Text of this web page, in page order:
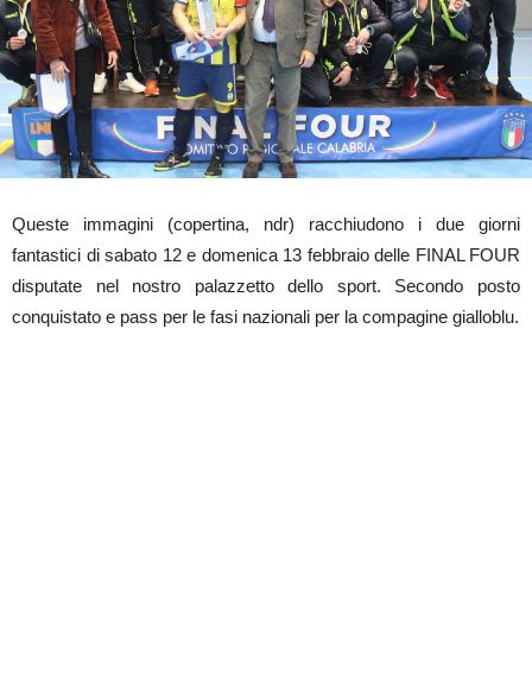
Queste immagini (copertina, ndr) racchiudono i due giorni
fantastici di sabato 12 e domenica 13 febbraio delle FINAL FOUR
disputate nel nostro palazzetto dello sport. Secondo posto
conquistato e pass per le fasi nazionali per la compagine gialloblu.